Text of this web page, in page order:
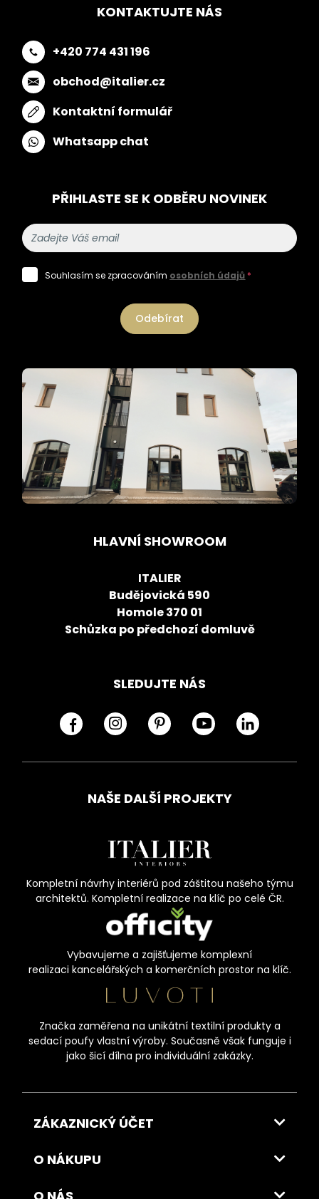
KONTAKTUJTE NÁS
+420 774 431 196
obchod@italier.cz
Kontaktní formulář
Whatsapp chat
PŘIHLASTE SE K ODBĚRU NOVINEK
Souhlasím se zpracováním osobních údajů *
Odebírat
HLAVNÍ SHOWROOM
ITALIER
Budějovická 590
Homole 370 01
Schůzka po předchozí domluvě
SLEDUJTE NÁS
NAŠE DALŠÍ PROJEKTY
Kompletní návrhy interiérů pod záštitou našeho týmu
architektů. Kompletní realizace na klíč po celé ČR.
Vybavujeme a zajišťujeme komplexní
realizaci kancelářských a komerčních prostor na klíč.
Značka zaměřena na unikátní textilní produkty a
sedací poufy vlastní výroby. Současně však funguje i
jako šicí dílna pro individuální zakázky.
ZÁKAZNICKÝ ÚČET
O NÁKUPU